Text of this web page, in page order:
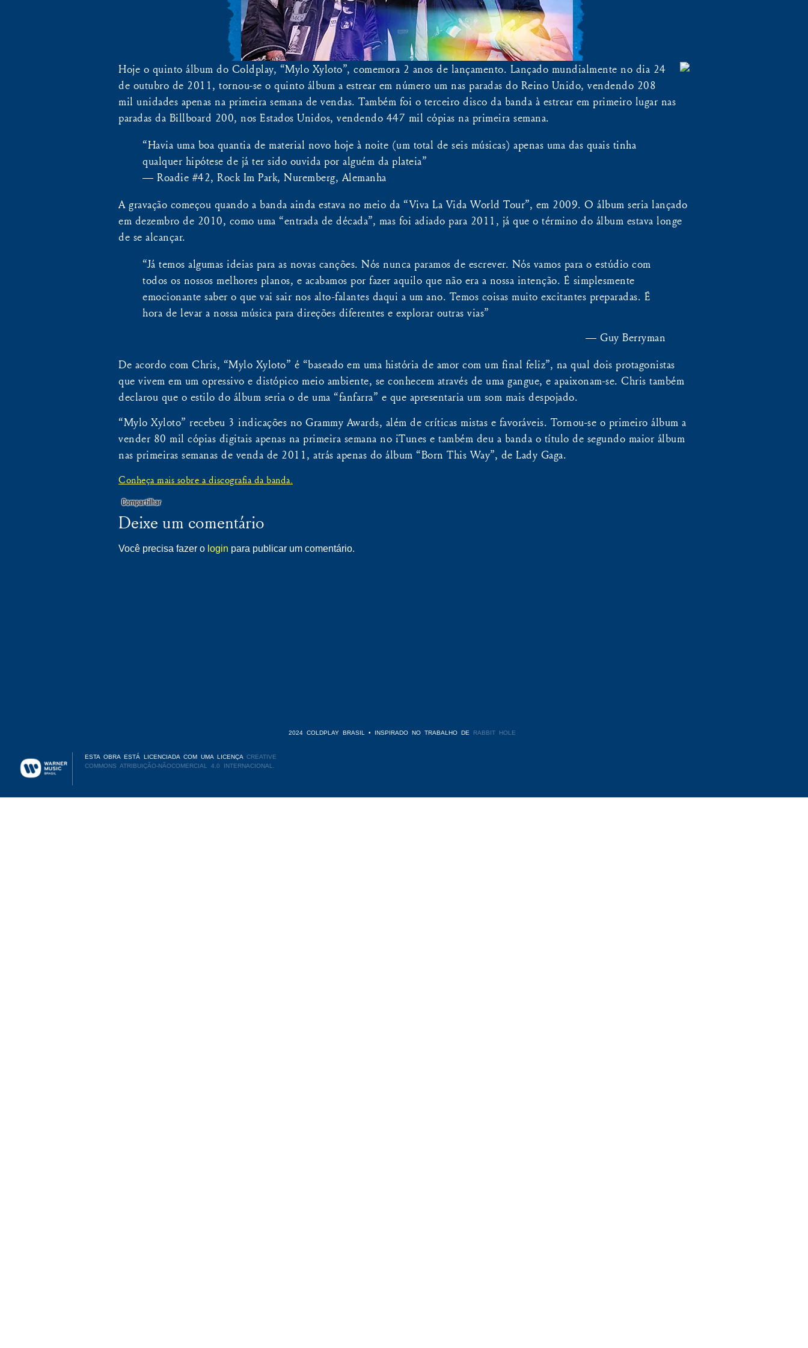
Hoje o quinto álbum do Coldplay, “Mylo Xyloto”, comemora 2 anos de lançamento. Lançado mundialmente no dia 24
de outubro de 2011, tornou-se o quinto álbum a estrear em número um nas paradas do Reino Unido, vendendo 208
mil unidades apenas na primeira semana de vendas. Também foi o terceiro disco da banda à estrear em primeiro lugar nas
paradas da Billboard 200, nos Estados Unidos, vendendo 447 mil cópias na primeira semana.
“Havia uma boa quantia de material novo hoje à noite (um total de seis músicas) apenas uma das quais tinha
qualquer hipótese de já ter sido ouvida por alguém da plateia”
— Roadie #42, Rock Im Park, Nuremberg, Alemanha
A gravação começou quando a banda ainda estava no meio da “Viva La Vida World Tour”, em 2009. O álbum seria lançado
em dezembro de 2010, como uma “entrada de década”, mas foi adiado para 2011, já que o término do álbum estava longe
de se alcançar.
“Já temos algumas ideias para as novas canções. Nós nunca paramos de escrever. Nós vamos para o estúdio com
todos os nossos melhores planos, e acabamos por fazer aquilo que não era a nossa intenção. É simplesmente
emocionante saber o que vai sair nos alto-falantes daqui a um ano. Temos coisas muito excitantes preparadas. É
hora de levar a nossa música para direções diferentes e explorar outras vias”
— Guy Berryman
De acordo com Chris, “Mylo Xyloto” é “baseado em uma história de amor com um final feliz”, na qual dois protagonistas
que vivem em um opressivo e distópico meio ambiente, se conhecem através de uma gangue, e apaixonam-se. Chris também
declarou que o estilo do álbum seria o de uma “fanfarra” e que apresentaria um som mais despojado.
“Mylo Xyloto” recebeu 3 indicações no Grammy Awards, além de críticas mistas e favoráveis. Tornou-se o primeiro álbum a
vender 80 mil cópias digitais apenas na primeira semana no iTunes e também deu a banda o título de segundo maior álbum
nas primeiras semanas de venda de 2011, atrás apenas do álbum “Born This Way”, de Lady Gaga.
Conheça mais sobre a discografia da banda.
Deixe um comentário
Você precisa fazer o login para publicar um comentário.
2024 COLDPLAY BRASIL • INSPIRADO NO TRABALHO DE RABBIT HOLE
ESTA OBRA ESTÁ LICENCIADA COM UMA LICENÇA CREATIVE
COMMONS ATRIBUIÇÃO-NÃOCOMERCIAL 4.0 INTERNACIONAL.